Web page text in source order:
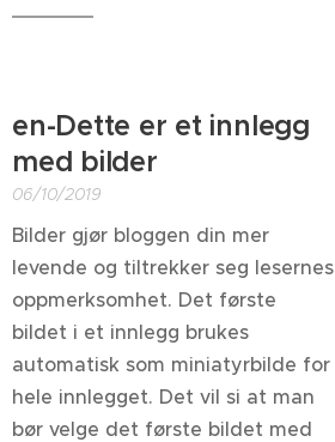
en-Dette er et innlegg
med bilder
06/10/2019
Bilder gjør bloggen din mer
levende og tiltrekker seg lesernes
oppmerksomhet. Det første
bildet i et innlegg brukes
automatisk som miniatyrbilde for
hele innlegget. Det vil si at man
bør velge det første bildet med